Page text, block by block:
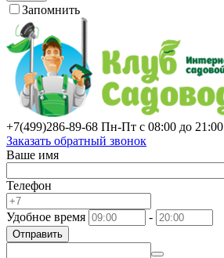
Запомнить
+7(499)286-89-68 Пн-Пт с 08:00 до 21:00
Заказать обратный звонок
Ваше имя
Телефон
Удобное время -
Отправить